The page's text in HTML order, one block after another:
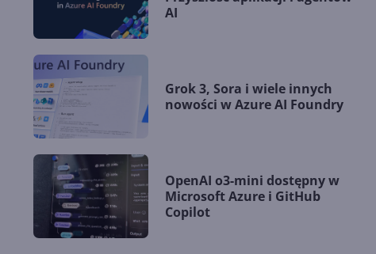
AI
Grok 3, Sora i wiele innych
nowości w Azure AI Foundry
OpenAI o3-mini dostępny w
Microsoft Azure i GitHub
Copilot